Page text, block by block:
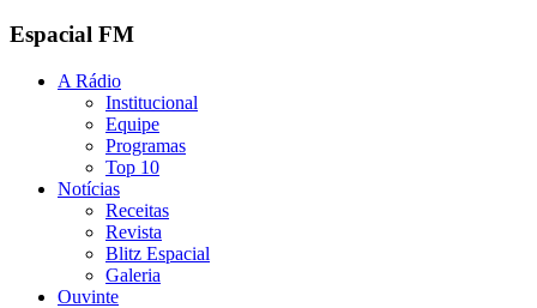
Espacial FM
A Rádio
Institucional
Equipe
Programas
Top 10
Notícias
Receitas
Revista
Blitz Espacial
Galeria
Ouvinte